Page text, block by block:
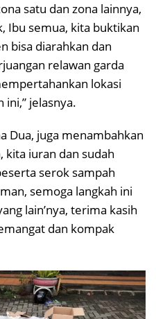
satu dan zona lainnya,
Ibu semua, kita buktikan
bisa diarahkan dan
relawan garda
lokasi
jelasnya.
Dua, juga menambahkan
kita iuran dan sudah
serok sampah
semoga langkah ini
lain’nya, terima kasih
dan kompak